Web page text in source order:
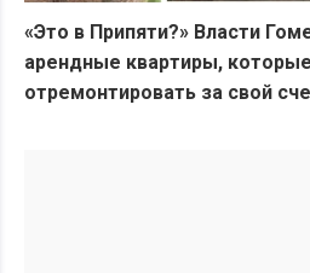
«Это в Припяти?» Власти
арендные квартиры,
отремонтировать за свой